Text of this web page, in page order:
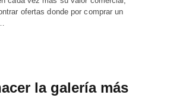
ofertas donde por comprar un
la galería más